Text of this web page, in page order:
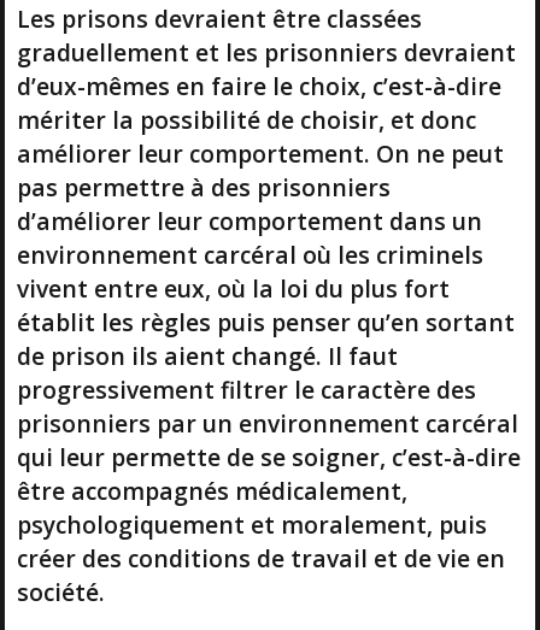
Les prisons devraient être classées
graduellement et les prisonniers devraient
d’eux-mêmes en faire le choix, c’est-à-dire
mériter la possibilité de choisir, et donc
améliorer leur comportement. On ne peut
pas permettre à des prisonniers
d’améliorer leur comportement dans un
environnement carcéral où les criminels
vivent entre eux, où la loi du plus fort
établit les règles puis penser qu’en sortant
de prison ils aient changé. Il faut
progressivement filtrer le caractère des
prisonniers par un environnement carcéral
qui leur permette de se soigner, c’est-à-dire
être accompagnés médicalement,
psychologiquement et moralement, puis
créer des conditions de travail et de vie en
société.